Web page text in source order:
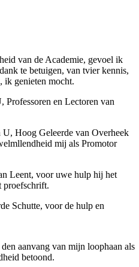
van de Academie, gevoel ik
te betuigen, van tvier kennis,
ik genieten mocht.
Professoren en Lectoren van
U, Hoog Geleerde van Overheek
mij als Promotor
Leent, voor uwe hulp hij het
proefschrift.
Schutte, voor de hulp en
aanvang van mijn loophaan als
betoond.